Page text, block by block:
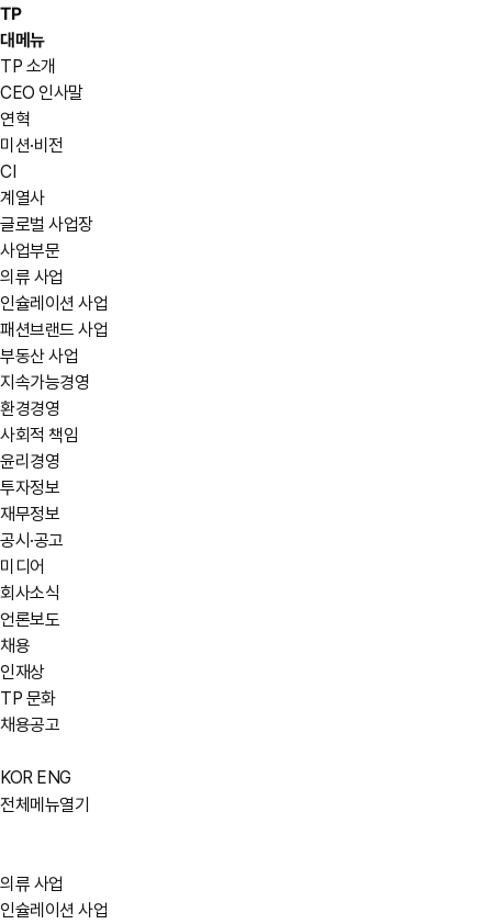
TP
대메뉴
TP 소개
CEO 인사말
연혁
미션·비전
CI
계열사
글로벌 사업장
사업부문
의류 사업
인슐레이션 사업
패션브랜드 사업
부동산 사업
지속가능경영
환경경영
사회적 책임
윤리경영
투자정보
재무정보
공시·공고
미디어
회사소식
언론보도
채용
인재상
TP 문화
채용공고
KOR ENG
전체메뉴열기
의류 사업
인슐레이션 사업